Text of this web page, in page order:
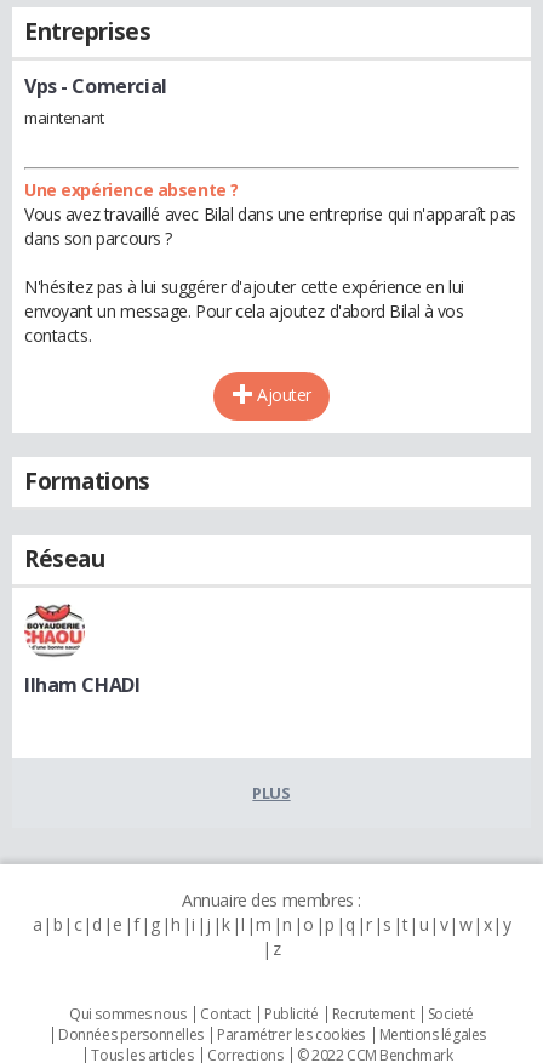
Entreprises
Vps- Comercial
maintenant
Une expérience absente ?
Vous avez travaillé avec Bilal dans une entreprise qui n'apparaît pas
dans son parcours ?
N'hésitez pas à lui suggérer d'ajouter cette expérience en lui
envoyant un message. Pour cela ajoutez d'abord Bilal à vos
contacts.
Ajouter
Formations
Réseau
Ilham CHADI
PLUS
Annuaire des membres :
a b c d e f g h i j k l m n o p q r s t u v w x y
z
Qui sommes nous Contact Publicité Recrutement
Societé
Données personnelles
Paramétrer les cookies
Mentions légales
Tous les articles
Corrections © 2022 CCM Benchmark